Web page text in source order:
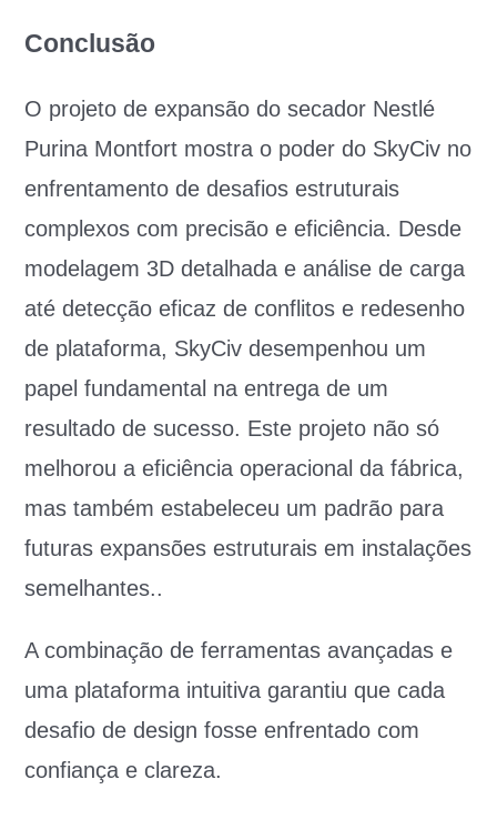
Conclusão
O projeto de expansão do secador Nestlé
Purina Montfort mostra o poder do SkyCiv no
enfrentamento de desafios estruturais
complexos com precisão e eficiência. Desde
modelagem 3D detalhada e análise de carga
até detecção eficaz de conflitos e redesenho
de plataforma, SkyCiv desempenhou um
papel fundamental na entrega de um
resultado de sucesso. Este projeto não só
melhorou a eficiência operacional da fábrica,
mas também estabeleceu um padrão para
futuras expansões estruturais em instalações
semelhantes..
A combinação de ferramentas avançadas e
uma plataforma intuitiva garantiu que cada
desafio de design fosse enfrentado com
confiança e clareza.